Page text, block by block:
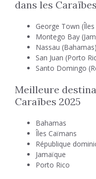
dans les
George Town
Montego Bay
Nassau (Bahamas)
San Juan (Porto
Santo Domingo
Meilleure
Caraïbes 2025
Bahamas
Îles Caïmans
République
Jamaïque
Porto Rico